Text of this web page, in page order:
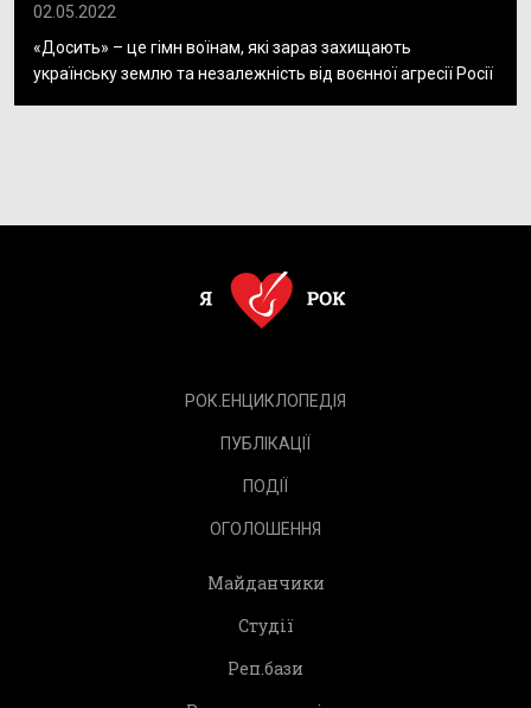
02.05.2022
«Досить» – це гімн воїнам, які зараз захищають
українську землю та незалежність від воєнної агресії Росії
РОК.ЕНЦИКЛОПЕДІЯ
ПУБЛІКАЦІЇ
ПОДІЇ
ОГОЛОШЕННЯ
Майданчики
Студії
Реп.бази